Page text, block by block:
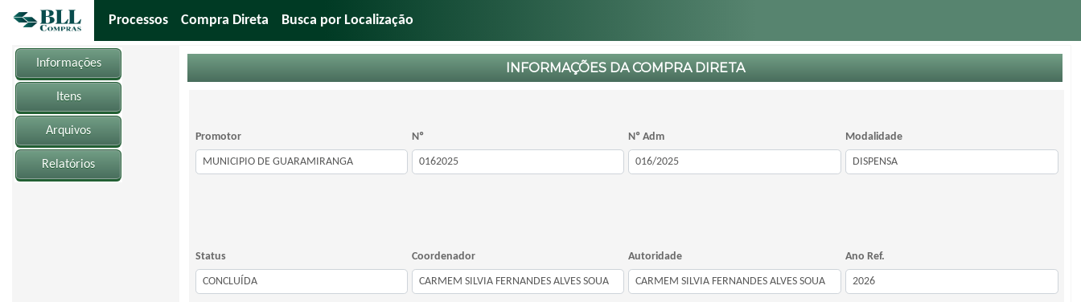
Processos Compra Direta Busca por Localização
Informações
Itens
Arquivos
Relatórios
INFORMAÇÕES DA COMPRA DIRETA
Promotor Nº Nº Adm Modalidade
Status Coordenador Autoridade Ano Ref.